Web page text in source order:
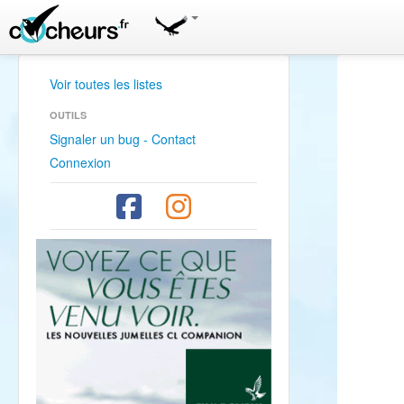
Voir toutes les listes
OUTILS
Signaler un bug - Contact
Connexion